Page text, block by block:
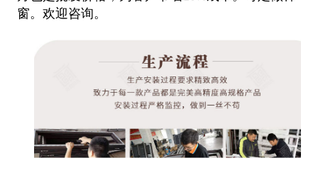
窗。欢迎咨询。